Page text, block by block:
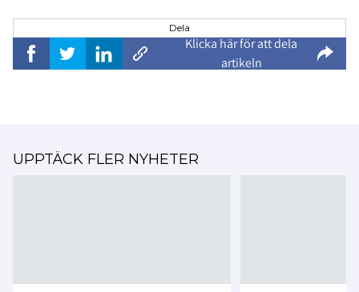
Dela
Klicka här för att dela
artikeln
UPPTÄCK FLER NYHETER